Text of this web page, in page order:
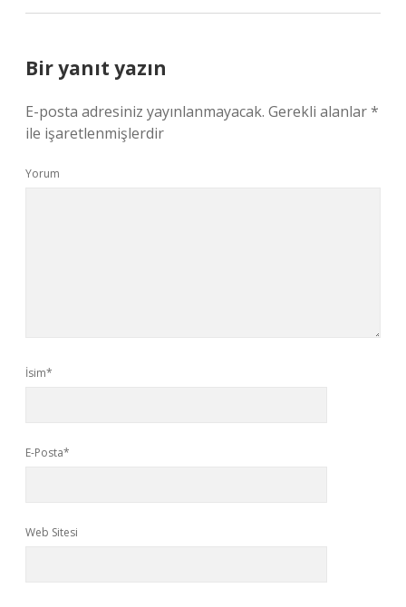
Bir yanıt yazın
E-posta adresiniz yayınlanmayacak. Gerekli alanlar*
ile işaretlenmişlerdir
Yorum
İsim*
E-Posta*
Web Sitesi